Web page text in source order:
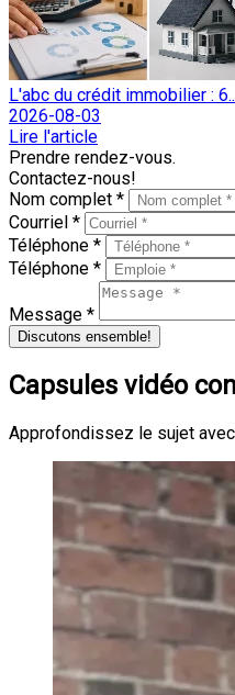
L'abc du crédit immobilier :
2026-08-03
Lire l'article
Prendre rendez-vous.
Contactez-nous!
Nom complet *
Courriel *
Téléphone *
Téléphone *
Message *
Discutons ensemble!
Capsules vidéo
Approfondissez le sujet